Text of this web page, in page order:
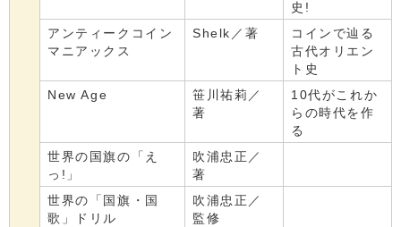
史!
アンティークコイン
マニアックス
Shelk／著
コインで辿る
古代オリエン
ト史
New Age
笹川祐莉／
著
10代がこれか
らの時代を作
る
世界の国旗の「え
っ!」
吹浦忠正／
著
世界の「国旗・国
歌」ドリル
吹浦忠正／
監修